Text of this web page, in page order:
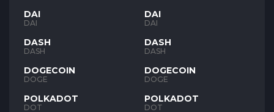
DAI
DAI
DASH
DASH
DOGECOIN
DOGE
POLKADOT
DOT
DAI
DAI
DASH
DASH
DOGECOIN
DOGE
POLKADOT
DOT